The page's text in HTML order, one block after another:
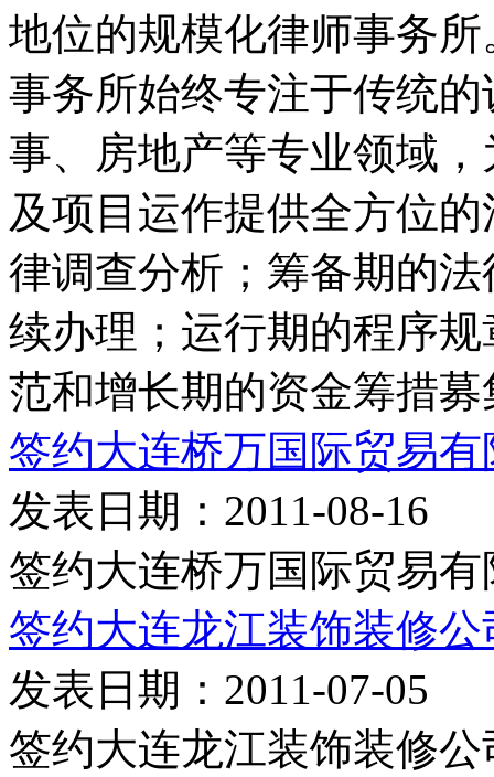
地位的规模化律师事
事务所始终专注于传统
事、房地产等专业领域
及项目运作提供全方位
律调查分析；筹备期的
续办理；运行期的程序
范和增长期的资金筹措募
签约大连桥万国际贸易有
发表日期：2011-08-16
签约大连桥万国际贸易有
签约大连龙江装饰装修公
发表日期：2011-07-05
签约大连龙江装饰装修公